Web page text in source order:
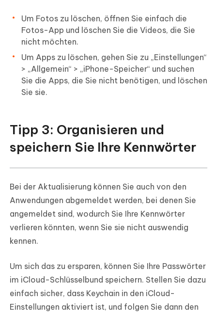
Um Fotos zu löschen, öffnen Sie einfach die
Fotos-App und löschen Sie die Videos, die Sie
nicht möchten.
Um Apps zu löschen, gehen Sie zu „Einstellungen“
> „Allgemein“ > „iPhone-Speicher“ und suchen
Sie die Apps, die Sie nicht benötigen, und löschen
Sie sie.
Tipp 3: Organisieren und
speichern Sie Ihre Kennwörter
Bei der Aktualisierung können Sie auch von den
Anwendungen abgemeldet werden, bei denen Sie
angemeldet sind, wodurch Sie Ihre Kennwörter
verlieren könnten, wenn Sie sie nicht auswendig
kennen.
Um sich das zu ersparen, können Sie Ihre Passwörter
im iCloud-Schlüsselbund speichern. Stellen Sie dazu
einfach sicher, dass Keychain in den iCloud-
Einstellungen aktiviert ist, und folgen Sie dann den